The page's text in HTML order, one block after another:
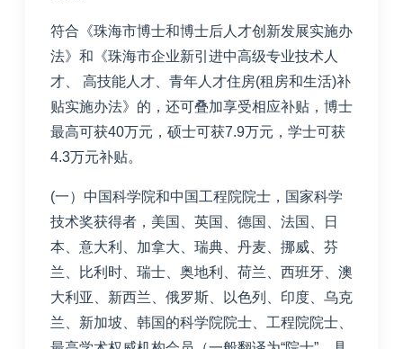
符合《珠海市博士和博士后人才创新发展实施办
法》和《珠海市企业新引进中高级专业技术人
才、 高技能人才、青年人才住房(租房和生活)补
贴实施办法》的，还可叠加享受相应补贴，博士
最高可获40万元，硕士可获7.9万元，学士可获
4.3万元补贴。
(一）中国科学院和中国工程院院士，国家科学
技术奖获得者，美国、英国、德国、法国、日
本、意大利、加拿大、瑞典、丹麦、挪威、芬
兰、比利时、瑞士、奥地利、荷兰、西班牙、澳
大利亚、新西兰、俄罗斯、以色列、印度、乌克
兰、新加坡、韩国的科学院院士、工程院院士、